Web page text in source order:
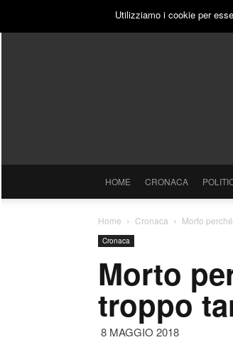
GIOVEDÌ, 6 AGOSTO 2026
HOME CRONACA
Home Cronaca Morto
Cronaca
Morto
troppo
8 MAGGIO 2018
Utilizziamo i cookie per